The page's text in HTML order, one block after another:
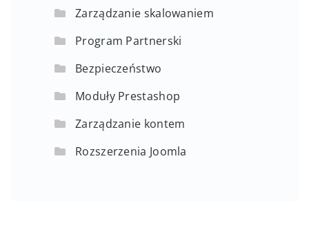
Zarządzanie skalowaniem
Program Partnerski
Bezpieczeństwo
Moduły Prestashop
Zarządzanie kontem
Rozszerzenia Joomla